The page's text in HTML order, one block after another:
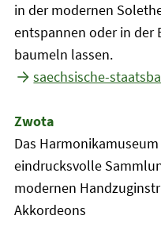
in der modernen
entspannen oder in der
baumeln lassen.
saechsische-
Zwota
Das
eindrucksvolle
modernen
Akkordeons